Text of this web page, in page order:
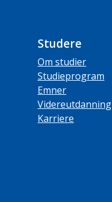
Studere
Om studier
Studieprogram
Emner
Videreutdanning
Karriere